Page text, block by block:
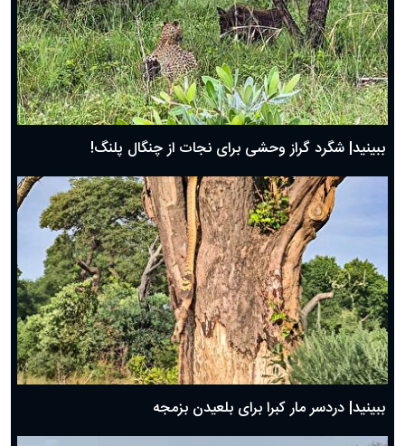
ببینید| شگرد گراز وحشی برای نجات از چنگال پلنگ!
ببینید| دردسر مار کبرا برای بلعیدن بزمجه